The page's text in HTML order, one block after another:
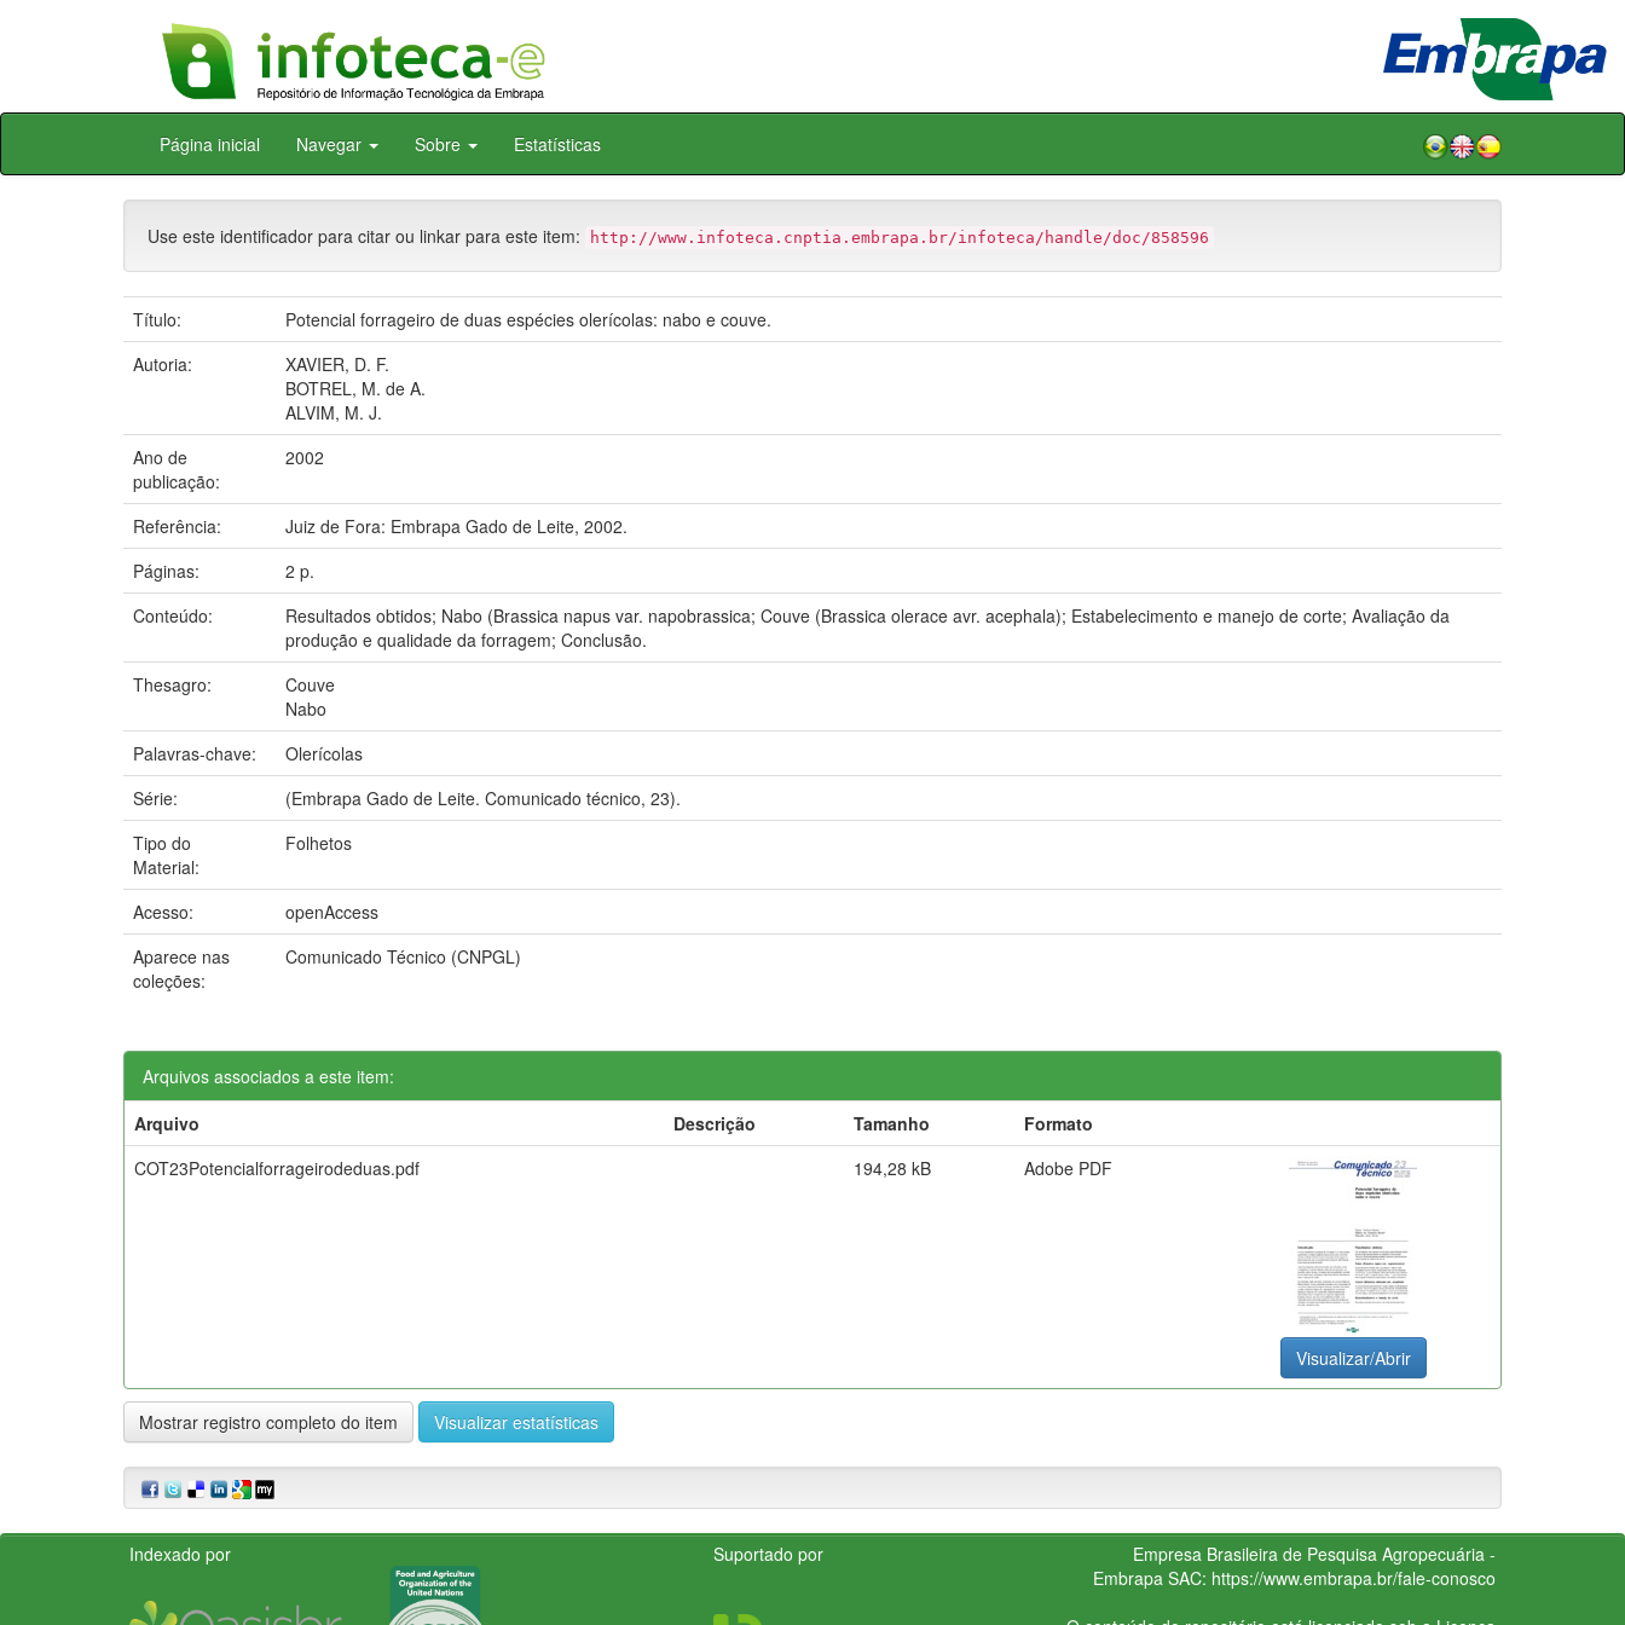
Skip
Página inicial Navegar Sobre Estatísticas
Use este identificador para citar ou linkar para este item: http://www.infoteca.cnptia.embrapa.br/infoteca/handle/doc/858596
Título:
Potencial forrageiro de duas espécies olerícolas: nabo e couve.
Autoria:
XAVIER, D. F.
BOTREL, M. de A.
ALVIM, M. J.
Ano de
publicação:
2002
Referência:
Juiz de Fora: Embrapa Gado de Leite, 2002.
Páginas:
2 p.
Conteúdo:
Resultados obtidos; Nabo (Brassica napus var. napobrassica; Couve (Brassica olerace avr. acephala); Estabelecimento e manejo de corte; Avaliação da
produção e qualidade da forragem; Conclusão.
Thesagro:
Couve
Nabo
Palavras-chave:
Olerícolas
Série:
(Embrapa Gado de Leite. Comunicado técnico, 23).
Tipo do
Material:
Folhetos
Acesso:
openAccess
Aparece nas
coleções:
Comunicado Técnico (CNPGL)
Arquivos associados a este item:
Arquivo
Descrição Tamanho
Formato
COT23Potencialforrageirodeduas.pdf
194,28 kB Adobe PDF
Visualizar/Abrir
Mostrar registro completo do item Visualizar estatísticas
Indexado por Suportado por
Empresa Brasileira de Pesquisa Agropecuária -
Embrapa SAC: https://www.embrapa.br/fale-conosco